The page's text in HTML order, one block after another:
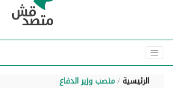
الرئيسية منصب وزير الدفاع